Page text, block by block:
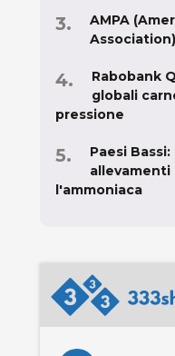
AMPA
Rabobank
globali
pressione
Paesi
allevamenti
l'ammoniaca